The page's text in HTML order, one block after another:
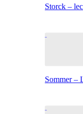
Storck –
Sommer –